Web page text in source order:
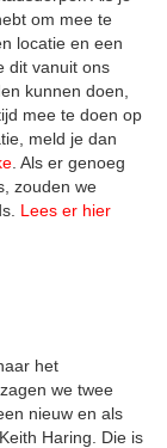
om mee te
locatie en een
dit vanuit ons
kunnen doen,
mee te doen op
meld je dan
. Als er genoeg
zouden we
Lees er hier
het
we twee
nieuw en als
Haring. Die is